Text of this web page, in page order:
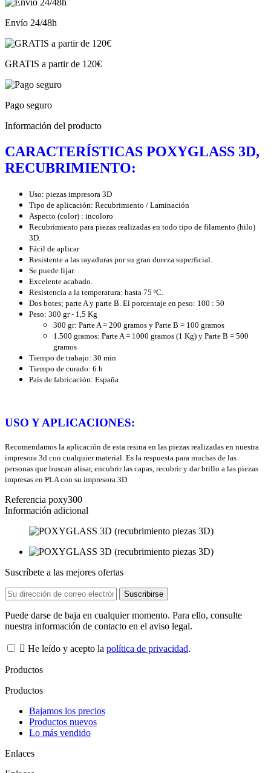
Envío 24/48h
GRATIS a partir de 120€
Pago seguro
Información del producto
CARACTERÍSTICAS POXYGLASS 3D,
RECUBRIMIENTO:
Uso: piezas impresora 3D
Tipo de aplicación: Recubrimiento / Laminación
Aspecto (color) : incoloro
Recubrimiento para piezas realizadas en todo tipo de filamento (hilo)
3D.
Fácil de aplicar
Resistente a las rayaduras por su gran dureza superficial.
Se puede lijar.
Excelente acabado.
Resistencia a la temperatura: hasta 75 ºC.
Dos botes; parte A y parte B. El porcentaje en peso: 100 : 50
Peso: 300 gr - 1,5 Kg
300 gr: Parte A = 200 gramos y Parte B = 100 gramos
1.500 gramos: Parte A = 1000 gramos (1 Kg) y Parte B = 500
gramos
Tiempo de trabajo: 30 min
Tiempo de curado: 6 h
País de fabricación: España
USO Y APLICACIONES:
Recomendamos la aplicación de esta resina en las piezas realizadas en nuestra
impresora 3d con cualquier material. Es la respuesta para muchas de las
personas que buscan alisar, encubrir las capas, recubrir y dar brillo a las piezas
impresas en PLA con su impresora 3D.
Referencia poxy300
Información adicional
Suscríbete a las mejores ofertas
Puede darse de baja en cualquier momento. Para ello, consulte
nuestra información de contacto en el aviso legal.
 He leído y acepto la política de privacidad.
Productos
Productos
Bajamos los precios
Productos nuevos
Lo más vendido
Enlaces